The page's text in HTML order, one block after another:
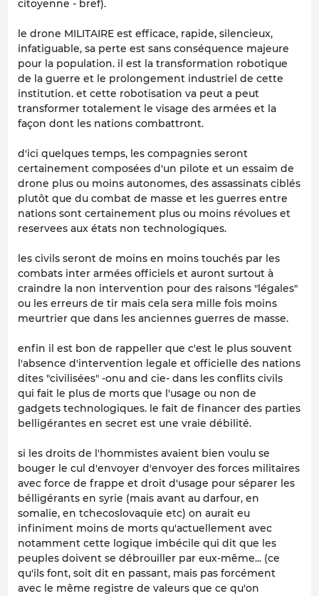
citoyenne - bref).
le drone MILITAIRE est efficace, rapide, silencieux,
infatiguable, sa perte est sans conséquence majeure
pour la population. il est la transformation robotique
de la guerre et le prolongement industriel de cette
institution. et cette robotisation va peut a peut
transformer totalement le visage des armées et la
façon dont les nations combattront.
d'ici quelques temps, les compagnies seront
certainement composées d'un pilote et un essaim de
drone plus ou moins autonomes, des assassinats ciblés
plutôt que du combat de masse et les guerres entre
nations sont certainement plus ou moins révolues et
reservees aux états non technologiques.
les civils seront de moins en moins touchés par les
combats inter armées officiels et auront surtout à
craindre la non intervention pour des raisons "légales"
ou les erreurs de tir mais cela sera mille fois moins
meurtrier que dans les anciennes guerres de masse.
enfin il est bon de rappeller que c'est le plus souvent
l'absence d'intervention legale et officielle des nations
dites "civilisées" -onu and cie- dans les conflits civils
qui fait le plus de morts que l'usage ou non de
gadgets technologiques. le fait de financer des parties
belligérantes en secret est une vraie débilité.
si les droits de l'hommistes avaient bien voulu se
bouger le cul d'envoyer d'envoyer des forces militaires
avec force de frappe et droit d'usage pour séparer les
bélligérants en syrie (mais avant au darfour, en
somalie, en tchecoslovaquie etc) on aurait eu
infiniment moins de morts qu'actuellement avec
notamment cette logique imbécile qui dit que les
peuples doivent se débrouiller par eux-même... (ce
qu'ils font, soit dit en passant, mais pas forcément
avec le même registre de valeurs que ce qu'on